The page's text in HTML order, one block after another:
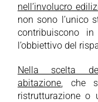
nell’involucro
non sono l’unico
contribuiscono
l’obbiettivo del
Nella scelta
abitazione, che
ristrutturazione o